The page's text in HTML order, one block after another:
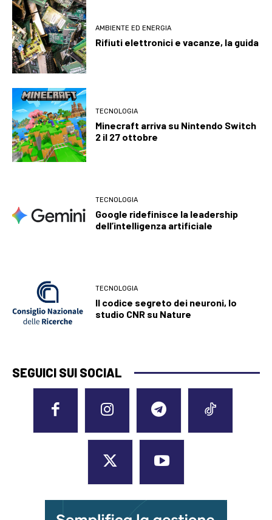
AMBIENTE ED ENERGIA
Rifiuti elettronici e vacanze, la guida
TECNOLOGIA
Minecraft arriva su Nintendo Switch
2 il 27 ottobre
TECNOLOGIA
Google ridefinisce la leadership
dell’intelligenza artificiale
TECNOLOGIA
Il codice segreto dei neuroni, lo
studio CNR su Nature
SEGUICI SUI SOCIAL